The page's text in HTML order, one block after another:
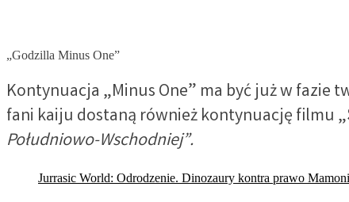
„Godzilla Minus One”
Kontynuacja „Minus One” ma być już w fazie
fani kaiju dostaną również kontynuację filmu „
Południowo-Wschodniej”.
Jurrasic World: Odrodzenie. Dinozaury kontra prawo